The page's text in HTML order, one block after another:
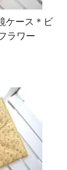
ケース＊ビ
ラワー